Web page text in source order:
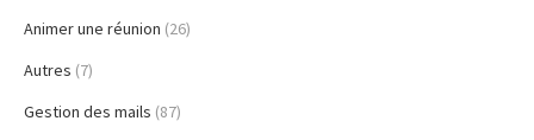
Animer une réunion (26)
Autres (7)
Gestion des mails (87)